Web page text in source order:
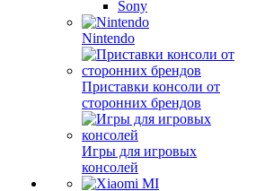
Sony
Nintendo
Приставки консоли от
сторонних брендов
Игры для игровых
консолей